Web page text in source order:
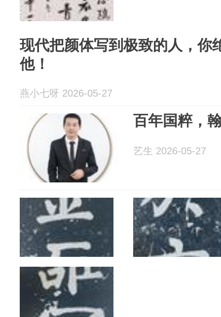
现代把颜体写到极致的人，你
他！
燕小七呀 2026-05-27
百年国粹，
艺生 2026-05-27